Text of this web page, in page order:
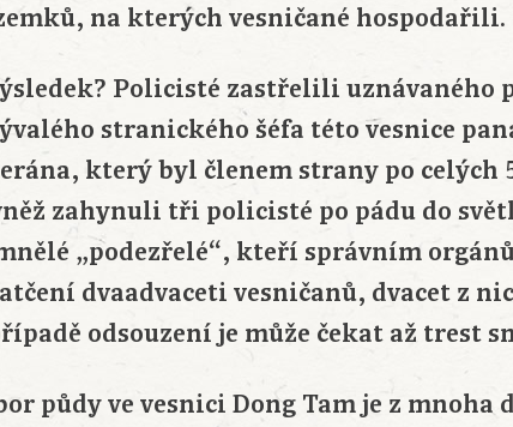
na kterých vesničané hospodařili.
Policisté zastřelili uznávaného
stranického šéfa této vesnice
který byl členem strany po celých
zahynuli tři policisté po pádu do
„podezřelé“, kteří správním
dvaadvaceti vesničanů, dvacet z
odsouzení je může čekat až trest
půdy ve vesnici Dong Tam je z mnoha